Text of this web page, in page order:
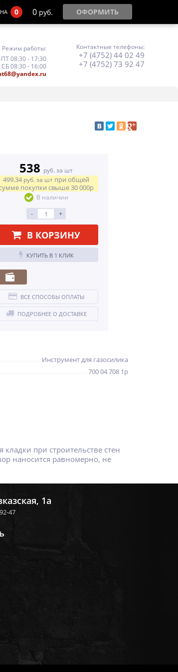
Режим работы:
08:30 - 17:30
СБ 08:30 - 16:00
Контактные телефоны:
+7 (4752) 44 02 49
+7 (4752) 73 92 47
538 руб. за шт
499.34 руб. за шт при общей
покупки свыше30 000р
В наличии
- +
В КОРЗИНУ
КУПИТЬ В 1 КЛИК
ВСЕ СПОСОБЫ ОПЛАТЫ
ПОДРОБНЕЕ О ДОСТАВКЕ
Инструмент для газосилика
700 04 708 1р
при строительстве стен
наносится равномерно, не
1а
47
0 0 руб. ОФОРМИТЬ